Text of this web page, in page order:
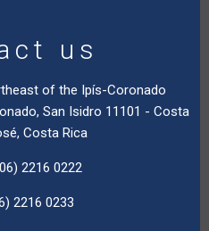
us
of the Ipís-Coronado
San Isidro 11101 - Costa
Costa Rica
2216 0222
2216 0233